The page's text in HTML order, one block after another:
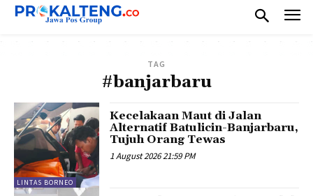
TAG
#banjarbaru
LINTAS BORNEO
Kecelakaan Maut di Jalan
Alternatif Batulicin-Banjarbaru,
Tujuh Orang Tewas
1 August 2026 21:59 PM